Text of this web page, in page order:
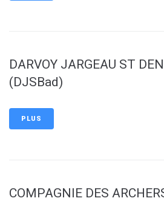
DARVOY JARGEAU ST
(DJSBad)
PLUS
COMPAGNIE DES